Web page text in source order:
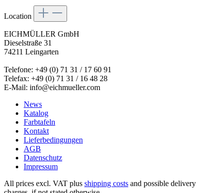
Location
EICHMÜLLER GmbH
Dieselstraße 31
74211 Leingarten
Telefone: +49 (0) 71 31 / 17 60 91
Telefax: +49 (0) 71 31 / 16 48 28
E-Mail: info@eichmueller.com
News
Katalog
Farbtafeln
Kontakt
Lieferbedingungen
AGB
Datenschutz
Impressum
All prices excl. VAT plus shipping costs and possible delivery